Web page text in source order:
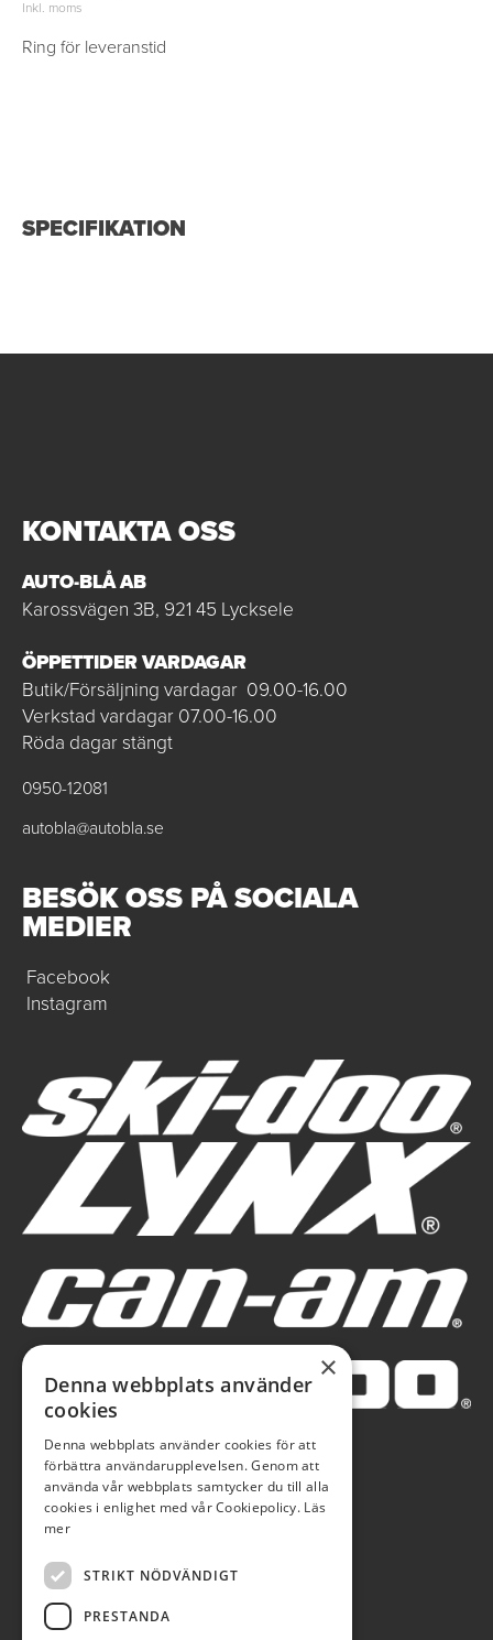
Inkl. moms
Ring för leveranstid
SPECIFIKATION
KONTAKTA OSS
AUTO-BLÅ AB
Karossvägen 3B, 921 45 Lycksele
ÖPPETTIDER VARDAGAR
Butik/Försäljning vardagar 09.00-16.00
Verkstad vardagar 07.00-16.00
Röda dagar stängt
0950-12081
autobla@autobla.se
BESÖK OSS PÅ SOCIALA
MEDIER
Facebook
Instagram
×
Denna webbplats använder
cookies
Denna webbplats använder cookies för att
förbättra användarupplevelsen. Genom att
använda vår webbplats samtycker du till alla
cookies i enlighet med vår Cookiepolicy. Läs
mer
STRIKT NÖDVÄNDIGT
PRESTANDA